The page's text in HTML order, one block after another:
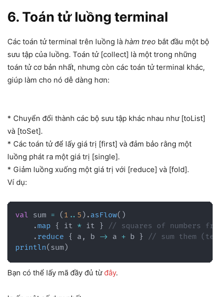
6. Toán tử luồng terminal
Các toán tử terminal trên luồng là hàm treo bắt đầu một bộ
sưu tập của luồng. Toán tử [collect] là một trong những
toán tử cơ bản nhất, nhưng còn các toán tử terminal khác,
giúp làm cho nó dễ dàng hơn:
* Chuyển đổi thành các bộ sưu tập khác nhau như [toList]
và [toSet].
* Các toán tử để lấy giá trị [first] và đảm bảo rằng một
luồng phát ra một giá trị [single].
* Giảm luồng xuống một giá trị với [reduce] và [fold].
Ví dụ:
val sum = ( 1 .. 5 ) . asFlow( )
.map { it * it }
// squares of
. reduce { a , b -> a + b }
// sum them
println( sum)
Bạn có thể lấy mã đầy đủ từđây.